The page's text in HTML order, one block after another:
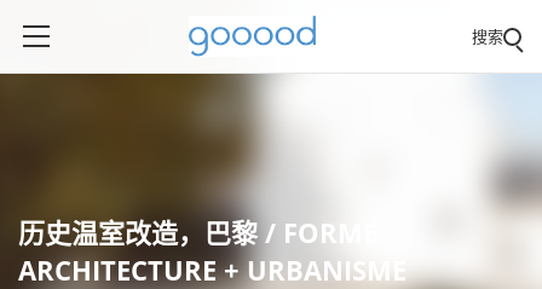
搜索
历史温室改造，巴黎 / FORME
ARCHITECTURE + URBANISME